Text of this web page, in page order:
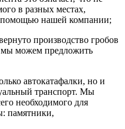
в разных местах,
помощью нашей компании;
производство гробов
мы можем предложить
автокатафалки, но и
транспорт. Мы
необходимого для
памятники,